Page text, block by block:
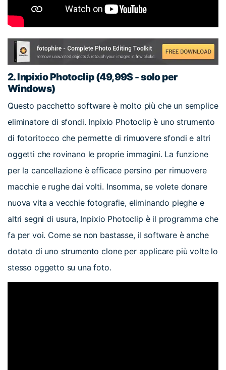
2.Inpixio Photoclip (49,99$ - solo per
Windows)
Questo pacchetto software è molto più che un semplice
eliminatore di sfondi. Inpixio Photoclip è uno strumento
di fotoritocco che permette di rimuovere sfondi e altri
oggetti che rovinano le proprie immagini. La funzione
per la cancellazione è efficace persino per rimuovere
macchie e rughe dai volti. Insomma, se volete donare
nuova vita a vecchie fotografie, eliminando pieghe e
altri segni di usura, Inpixio Photoclip è il programma che
fa per voi. Come se non bastasse, il software è anche
dotato di uno strumento clone per applicare più volte lo
stesso oggetto su una foto.